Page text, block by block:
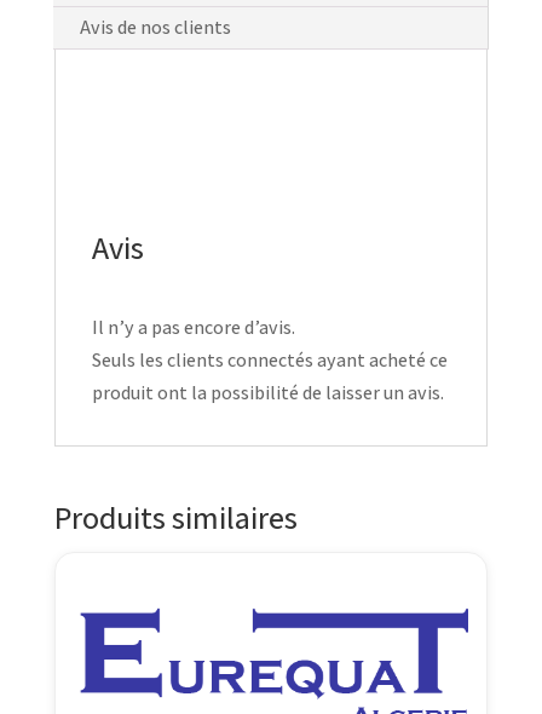
Avis de nos clients
Avis
Il n’y a pas encore d’avis.
Seuls les clients connectés ayant acheté ce
produit ont la possibilité de laisser un avis.
Produits similaires